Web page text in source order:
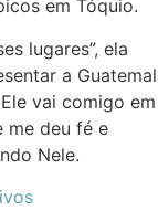
em Tóquio.
lugares”, ela
a
vai comigo em
me deu fé e
Nele.